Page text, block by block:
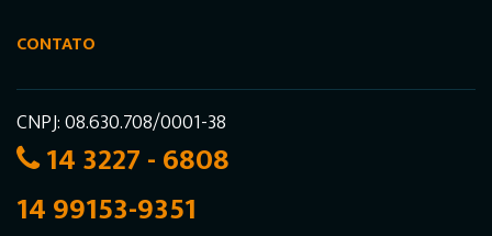
CONTATO
CNPJ: 08.630.708/0001-38
14 3227 - 6808
14 99153-9351